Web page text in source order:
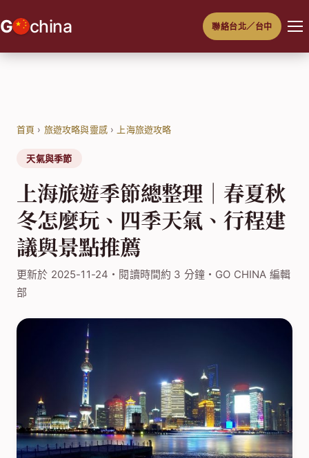
至
G china 聯絡台北／台中
首頁 › 旅遊攻略與靈感› 上海旅遊攻略
天氣與季節
上海旅遊季節總整理｜春夏秋
冬怎麼玩、四季天氣、行程建
議與景點推薦
更新於 2025-11-24・閱讀時間約 3 分鐘・GO CHINA 編輯
部